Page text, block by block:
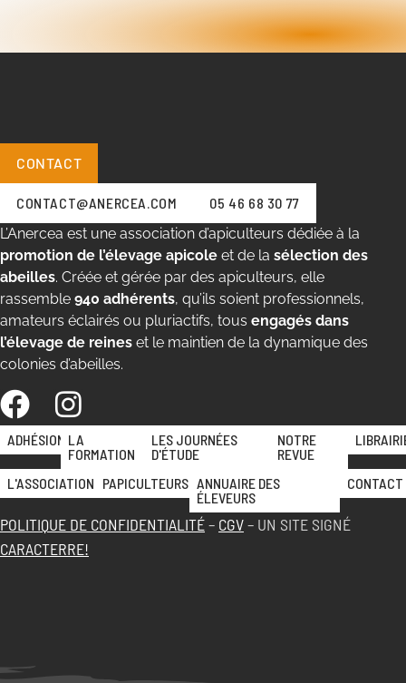
CONTACT
CONTACT@ANERCEA.COM
05 46 68 30 77
L’Anercea est une association d’apiculteurs dédiée à la
promotion de l’élevage apicole et de la sélection des
abeilles. Créée et gérée par des apiculteurs, elle
rassemble 940 adhérents, qu’ils soient professionnels,
amateurs éclairés ou pluriactifs, tous engagés dans
l’élevage de reines et le maintien de la dynamique des
colonies d’abeilles.
ADHÉSION LA
FORMATION
LES JOURNÉES
D'ÉTUDE
NOTRE
REVUE
L'ASSOCIATION PAPICULTEURS ANNUAIRE DES
ÉLEVEURS
CONTACT
POLITIQUE DE CONFIDENTIALITÉ– CGV– UN SITE SIGNÉ
CARACTERRE!